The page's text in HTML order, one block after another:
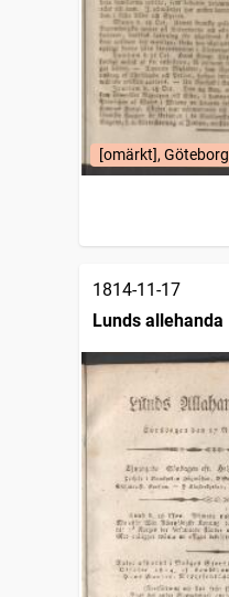
[omärkt], Göteborg
1814-11-17
Lunds allehanda